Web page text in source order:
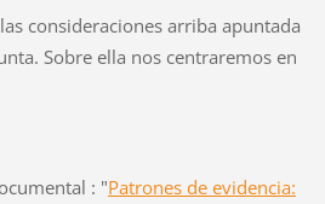
consideraciones arriba apuntada
Sobre ella nos centraremos en
: "Patrones de evidencia: